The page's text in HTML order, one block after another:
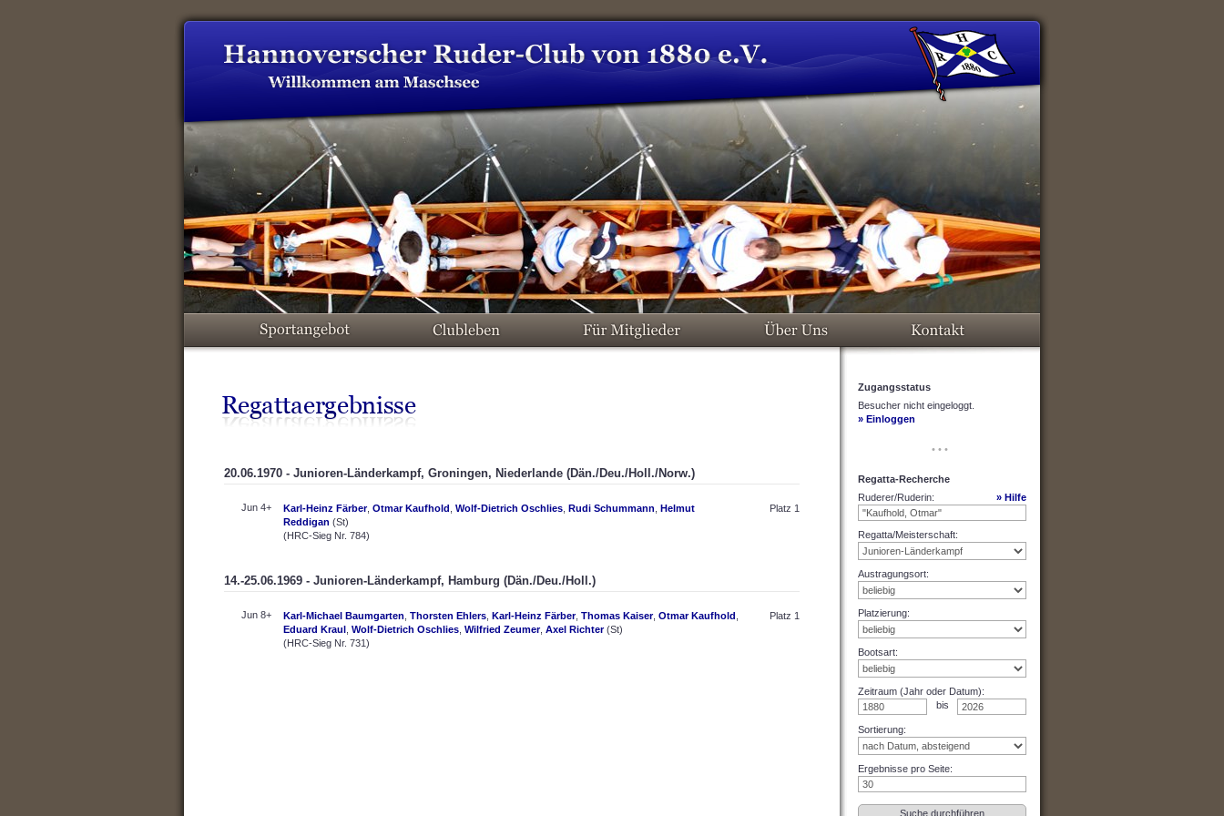
20.06.1970 - Junioren-Länderkampf, Groningen, Niederlande (Dän./Deu./Holl./Norw.)
Jun 4+ Karl-Heinz Färber, Otmar Kaufhold Wolf-Dietrich Oschlies Rudi Schummann Helmut
Reddigan (St)
(HRC-Sieg Nr. 784)
Platz 1
14.-25.06.1969 - Junioren-Länderkampf, Hamburg (Dän./Deu./Holl.)
Jun 8+ Karl-Michael Baumgarten Thorsten Ehlers Karl-Heinz Färber, Thomas Kaiser, Otmar Kaufhold
Eduard Kraul Wolf-Dietrich Oschlies Wilfried Zeumer, Axel Richter(St)
(HRC-Sieg Nr. 731)
Platz 1
Zugangsstatus
Besucher nicht eingeloggt.
» Einloggen
• • •
Regatta-Recherche
» Hilfe
Ruderer/Ruderin:
Regatta/Meisterschaft:
Austragungsort:
Platzierung:
Bootsart:
Zeitraum (Jahr oder Datum):
bis
Sortierung:
Ergebnisse pro Seite: